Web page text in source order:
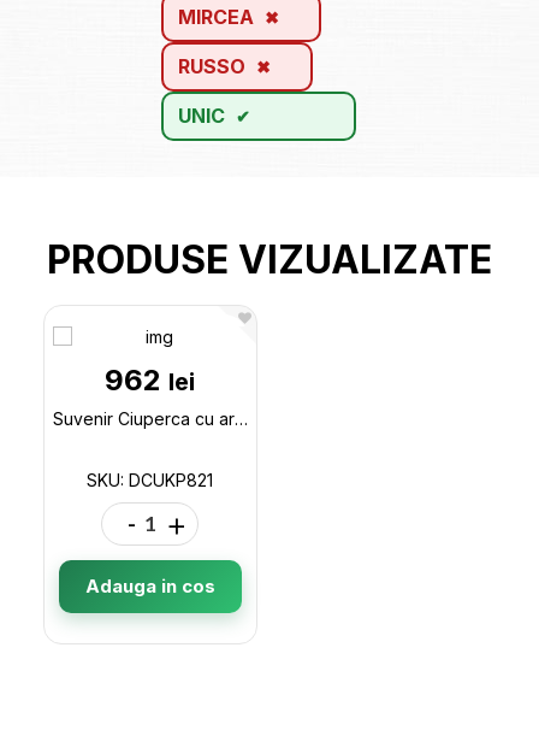
MIRCEA
RUSSO
UNIC
PRODUSE VIZUALIZATE
962 lei
Suvenir Ciuperca cu arici DCUKP821
SKU: DCUKP821
- +
Adauga in cos